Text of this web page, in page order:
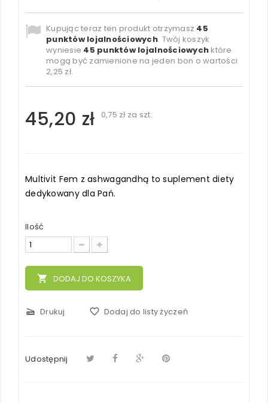
Kupując teraz ten produkt otrzymasz 45
punktów lojalnościowych. Twój koszyk
wyniesie 45 punktów lojalnościowych które
mogą być zamienione na jeden bon o wartości
2,25 zł.
45,20 zł 0,75 zł za szt.
Multivit Fem z ashwagandhą to suplement diety
dedykowany dla Pań.
Ilość
local_grocery_store DODAJ DO KOSZYKA
scanner Drukuj favorite_border Dodaj do listy życzeń
Udostępnij